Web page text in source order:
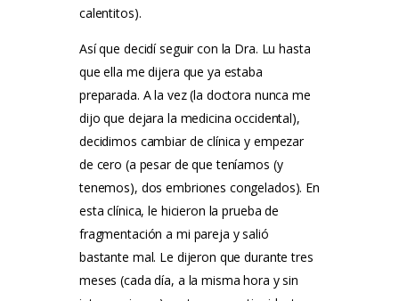
calentitos).
Así que decidí seguir con la Dra. Lu hasta
que ella me dijera que ya estaba
preparada. A la vez (la doctora nunca me
dijo que dejara la medicina occidental),
decidimos cambiar de clínica y empezar
de cero (a pesar de que teníamos (y
tenemos), dos embriones congelados). En
esta clínica, le hicieron la prueba de
fragmentación a mi pareja y salió
bastante mal. Le dijeron que durante tres
meses (cada día, a la misma hora y sin